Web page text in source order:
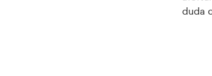
duda